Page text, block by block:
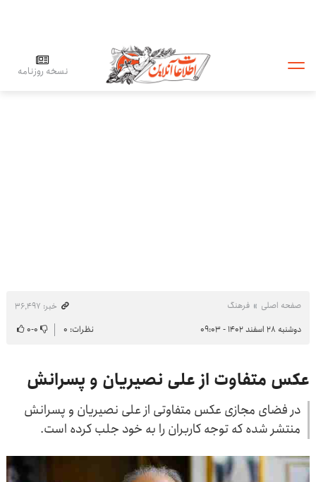
نسخه روزنامه
صفحه اصلی فرهنگ
خبر: ۳۶٬۴۹۷
دوشنبه ۲۸ اسفند ۱۴۰۲ - ۰۹:۰۳
نظرات: ۰ ۰-۰
عکس متفاوت از علی نصیریان و پسرانش
در فضای مجازی عکس متفاوتی از علی نصیریان و پسرانش
منتشر شده که توجه کاربران را به خود جلب کرده است.